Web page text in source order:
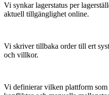
Vi synkar lagerstatus per
aktuell tillgänglighet online.
Vi skriver tillbaka order till ert
och villkor.
Vi definierar vilken plattform